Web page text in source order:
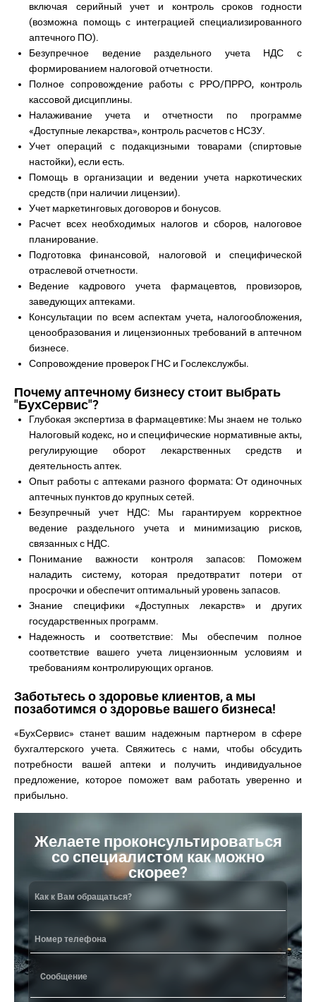
включая серийный учет и контроль сроков годности
(возможна помощь с интеграцией специализированного
аптечного ПО).
Безупречное ведение раздельного учета НДС с
формированием налоговой отчетности.
Полное сопровождение работы с РРО/ПРРО, контроль
кассовой дисциплины.
Налаживание учета и отчетности по программе
«Доступные лекарства», контроль расчетов с НСЗУ.
Учет операций с подакцизными товарами (спиртовые
настойки), если есть.
Помощь в организации и ведении учета наркотических
средств (при наличии лицензии).
Учет маркетинговых договоров и бонусов.
Расчет всех необходимых налогов и сборов, налоговое
планирование.
Подготовка финансовой, налоговой и специфической
отраслевой отчетности.
Ведение кадрового учета фармацевтов, провизоров,
заведующих аптеками.
Консультации по всем аспектам учета, налогообложения,
ценообразования и лицензионных требований в аптечном
бизнесе.
Сопровождение проверок ГНС и Гослекслужбы.
Почему аптечному бизнесу стоит выбрать
"БухСервис"?
Глубокая экспертиза в фармацевтике: Мы знаем не только
Налоговый кодекс, но и специфические нормативные акты,
регулирующие оборот лекарственных средств и
деятельность аптек.
Опыт работы с аптеками разного формата: От одиночных
аптечных пунктов до крупных сетей.
Безупречный учет НДС: Мы гарантируем корректное
ведение раздельного учета и минимизацию рисков,
связанных с НДС.
Понимание важности контроля запасов: Поможем
наладить систему, которая предотвратит потери от
просрочки и обеспечит оптимальный уровень запасов.
Знание специфики «Доступных лекарств» и других
государственных программ.
Надежность и соответствие: Мы обеспечим полное
соответствие вашего учета лицензионным условиям и
требованиям контролирующих органов.
Заботьтесь о здоровье клиентов, а мы
позаботимся о здоровье вашего бизнеса!
«БухСервис» станет вашим надежным партнером в сфере
бухгалтерского учета. Свяжитесь с нами, чтобы обсудить
потребности вашей аптеки и получить индивидуальное
предложение, которое поможет вам работать уверенно и
прибыльно.
Желаете проконсультироваться
со специалистом как можно
скорее?